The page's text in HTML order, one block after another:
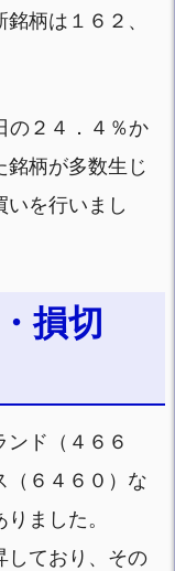
柄は１６２、
の２４．４％か
銘柄が多数生じ
いを行いまし
損切
ド（４６６
（６４６０）な
ました。
しており、その